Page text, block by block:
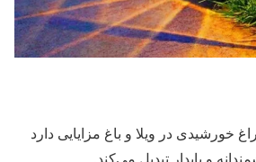
خورشیدی در ویلا و باغ مزایایی دارد
و پایدار تبدیل می‌کند.